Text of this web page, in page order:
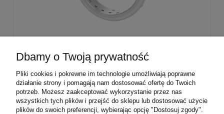
Stabilizator palnika średniego Sabaf Amica
Mastercook
29,00 zł
Dbamy o Twoją prywatność
Pliki cookies i pokrewne im technologie umożliwiają poprawne
działanie strony i pomagają nam dostosować ofertę do Twoich
potrzeb. Możesz zaakceptować wykorzystanie przez nas
wszystkich tych plików i przejść do sklepu lub dostosować użycie
plików do swoich preferencji, wybierając opcję "Dostosuj zgody".